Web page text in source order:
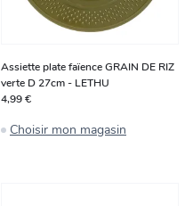
Assiette plate faïence GRAIN DE RIZ
verte D 27cm - LETHU
4,99 €
Choisir mon magasin